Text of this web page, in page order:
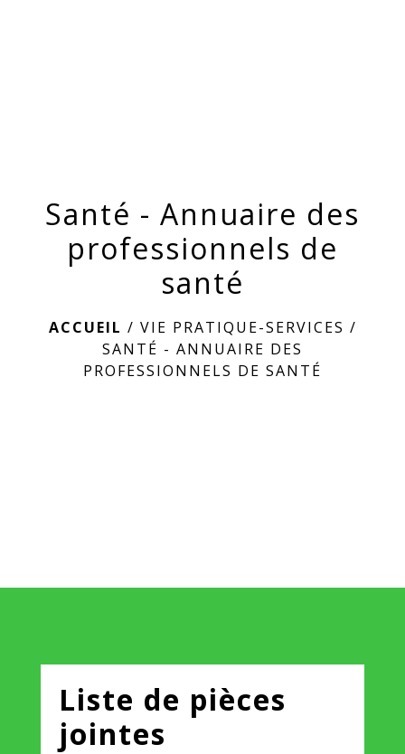
Santé - Annuaire des
professionnels de
santé
ACCUEIL / VIE PRATIQUE-SERVICES /
SANTÉ - ANNUAIRE DES
PROFESSIONNELS DE SANTÉ
Liste de pièces
jointes